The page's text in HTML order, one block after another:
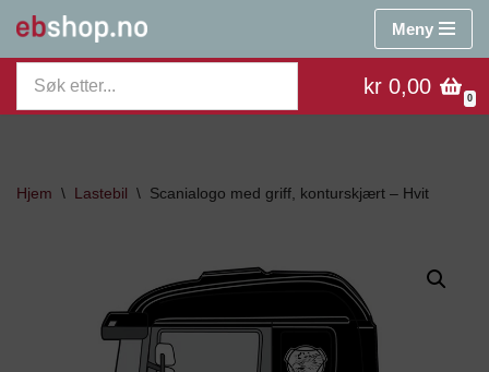
Hopp
innholdet
Meny
kr 0,00 0
Hjem \ Lastebil \ Scanialogo med griff, konturskjært – Hvit